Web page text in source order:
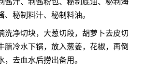
酱汁、制酱粉包、秘制底油、秘制海
、秘制料汁、秘制料油。
洗净切块，大葱切段，胡萝卜去皮切
腩冷水下锅，放入葱姜，花椒，再倒
，去血水后捞出备用。